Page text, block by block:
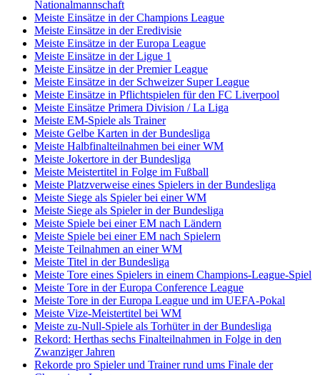
Nationalmannschaft
Meiste Einsätze in der Champions League
Meiste Einsätze in der Eredivisie
Meiste Einsätze in der Europa League
Meiste Einsätze in der Ligue 1
Meiste Einsätze in der Premier League
Meiste Einsätze in der Schweizer Super League
Meiste Einsätze in Pflichtspielen für den FC Liverpool
Meiste Einsätze Primera Division / La Liga
Meiste EM-Spiele als Trainer
Meiste Gelbe Karten in der Bundesliga
Meiste Halbfinalteilnahmen bei einer WM
Meiste Jokertore in der Bundesliga
Meiste Meistertitel in Folge im Fußball
Meiste Platzverweise eines Spielers in der Bundesliga
Meiste Siege als Spieler bei einer WM
Meiste Siege als Spieler in der Bundesliga
Meiste Spiele bei einer EM nach Ländern
Meiste Spiele bei einer EM nach Spielern
Meiste Teilnahmen an einer WM
Meiste Titel in der Bundesliga
Meiste Tore eines Spielers in einem Champions-League-Spiel
Meiste Tore in der Europa Conference League
Meiste Tore in der Europa League und im UEFA-Pokal
Meiste Vize-Meistertitel bei WM
Meiste zu-Null-Spiele als Torhüter in der Bundesliga
Rekord: Herthas sechs Finalteilnahmen in Folge in den
Zwanziger Jahren
Rekorde pro Spieler und Trainer rund ums Finale der